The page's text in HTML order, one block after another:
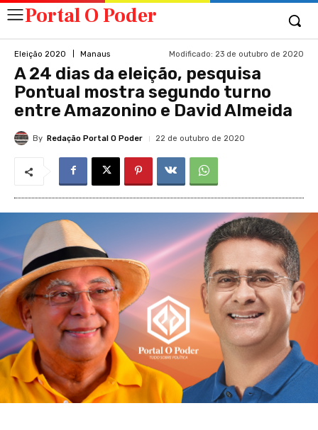
Portal O Poder
Eleição 2020 Manaus Modificado: 23 de outubro de 2020
A 24 dias da eleição, pesquisa
Pontual mostra segundo turno
entre Amazonino e David Almeida
By Redação Portal O Poder 22 de outubro de 2020